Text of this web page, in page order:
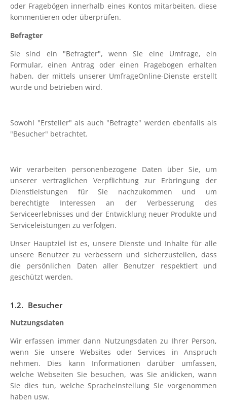
oder Fragebögen innerhalb eines Kontos mitarbeiten, diese
kommentieren oder überprüfen.
Befragter
Sie sind ein "Befragter", wenn Sie eine Umfrage, ein
Formular, einen Antrag oder einen Fragebogen erhalten
haben, der mittels unserer UmfrageOnline-Dienste erstellt
wurde und betrieben wird.
Sowohl "Ersteller" als auch "Befragte" werden ebenfalls als
"Besucher" betrachtet.
Wir verarbeiten personenbezogene Daten über Sie, um
unserer vertraglichen Verpflichtung zur Erbringung der
Dienstleistungen für Sie nachzukommen und um
berechtigte Interessen an der Verbesserung des
Serviceerlebnisses und der Entwicklung neuer Produkte und
Serviceleistungen zu verfolgen.
Unser Hauptziel ist es, unsere Dienste und Inhalte für alle
unsere Benutzer zu verbessern und sicherzustellen, dass
die persönlichen Daten aller Benutzer respektiert und
geschützt werden.
Besucher
Nutzungsdaten
Wir erfassen immer dann Nutzungsdaten zu Ihrer Person,
wenn Sie unsere Websites oder Services in Anspruch
nehmen. Dies kann Informationen darüber umfassen,
welche Webseiten Sie besuchen, was Sie anklicken, wann
Sie dies tun, welche Spracheinstellung Sie vorgenommen
haben usw.